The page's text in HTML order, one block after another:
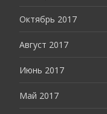
Октябрь 2017
Август 2017
Июнь 2017
Май 2017